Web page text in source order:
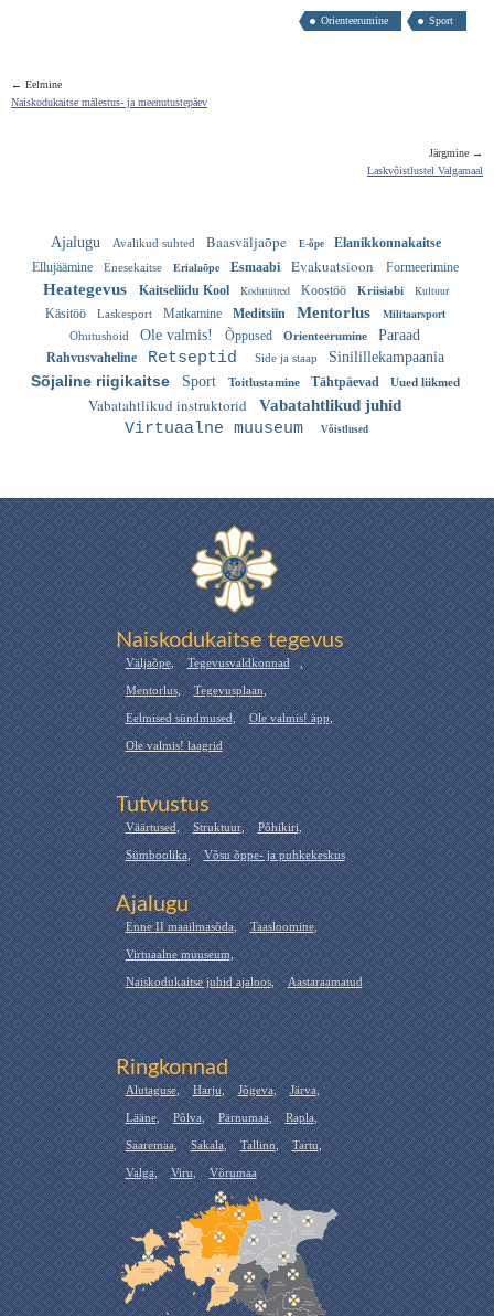
Orienteerumine Sport
← Eelmine
Naiskodukaitse mälestus- ja meenutustepäev
Järgmine →
Laskvõistlustel Valgamaal
Ajalugu Avalikud suhted Baasväljaõpe E-õpe
Elanikkonnakaitse
Ellujäämine
Enesekaitse Erialaõpe Esmaabi Evakuatsioon Formeerimine
Heategevus Kaitseliidu Kool Kodutütred Koostöö Kriisiabi
Kultuur
Käsitöö
Laskesport Matkamine Meditsiin Mentorlus Militaarsport
Ohutushoid Ole valmis! Õppused Orienteerumine Paraad
Rahvusvaheline Retseptid Side ja staap Sinilillekampaania
Sõjaline riigikaitse Sport Toitlustamine Tähtpäevad Uued liikmed
Vabatahtlikud instruktorid Vabatahtlikud juhid
Virtuaalne muuseum Võistlused
Naiskodukaitse tegevus
Väljaõpe, Tegevusvaldkonnad ,
Mentorlus, Tegevusplaan,
Eelmised sündmused, Ole valmis! äpp,
Ole valmis! laagrid
Tutvustus
Väärtused, Struktuur, Põhikiri,
Sümboolika, Võsu õppe- ja puhkekeskus
Ajalugu
Enne II maailmasõda, Taasloomine,
Virtuaalne muuseum,
Naiskodukaitse juhid ajaloos, Aastaraamatud
Ringkonnad
Alutaguse, Harju, Jõgeva, Järva,
Lääne, Põlva, Pärnumaa, Rapla,
Saaremaa, Sakala, Tallinn, Tartu,
Valga, Viru, Võrumaa